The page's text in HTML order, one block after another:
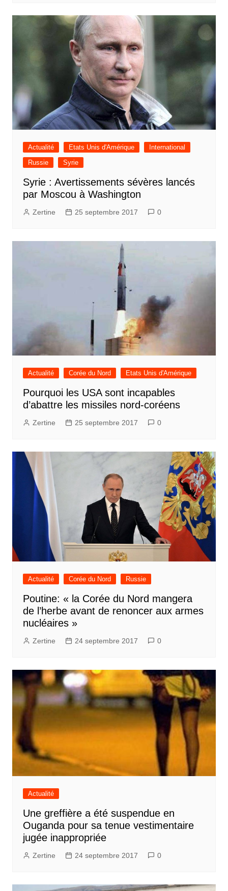
Actualité Etats Unis d'Amérique
International
Russie
Syrie
Syrie : Avertissements sévères lancés
par Moscou à Washington
Zertine 25 septembre 2017 0
Actualité Corée du Nord Etats Unis d'Amérique
Pourquoi les USA sont incapables
d’abattre les missiles nord-coréens
Zertine 25 septembre 2017 0
Actualité Corée du Nord Russie
Poutine: « la Corée du Nord mangera
de l’herbe avant de renoncer aux armes
nucléaires »
Zertine 24 septembre 2017 0
Actualité
Une greffière a été suspendue en
Ouganda pour sa tenue vestimentaire
jugée inappropriée
Zertine 24 septembre 2017 0